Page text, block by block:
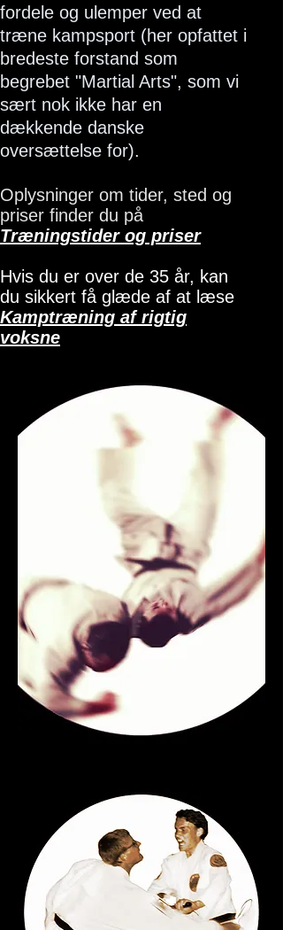
fordele og ulemper ved at
træne kampsport (her opfattet i
bredeste forstand som
begrebet "Martial Arts", som vi
sært nok ikke har en
dækkende danske
oversættelse for).
Oplysninger om tider, sted og
priser finder du på
Træningstider og priser
Hvis du er over de 35 år, kan
du sikkert få glæde af at læse
Kamptræning af rigtig
voksne